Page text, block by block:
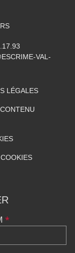
VAL-
LÉGALES
*